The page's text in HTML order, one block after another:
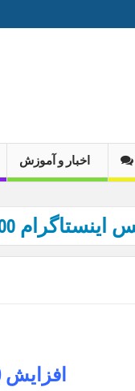
اخبار و آموزش
اینستاگرام
افزایش 100 عدد لایک عکس اینستاگرام